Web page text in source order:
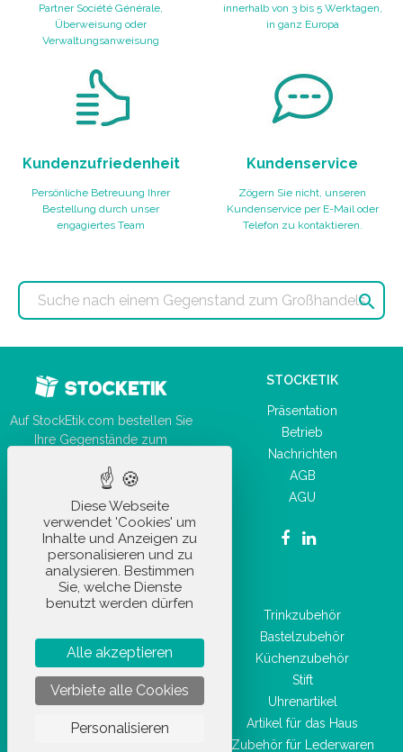
Partner Société Générale,
Überweisung oder
Verwaltungsanweisung
innerhalb von 3 bis 5 Werktagen,
in ganz Europa
Kundenzufriedenheit
Persönliche Betreuung Ihrer
Bestellung durch unser
engagiertes Team
Kundenservice
Zögern Sie nicht, unseren
Kundenservice per E-Mail oder
Telefon zu kontaktieren.

Auf StockEtik.com bestellen Sie
Ihre Gegenstände zum
wenigen Klicks!
STOCKETIK
Präsentation
Betrieb
Nachrichten
AGB
AGU
UNSERE PRODUKTE
Büromaterial
Alltagsaccessoire
Freizeitartikel
Sportartikel
Hygiene- und
Gesundheitsprodukte
Trinkzubehör
Bastelzubehör
Küchenzubehör
Stift
Uhrenartikel
Artikel für das Haus
Zubehör für Lederwaren
Diese Webseite
verwendet 'Cookies' um
Inhalte und Anzeigen zu
personalisieren und zu
analysieren. Bestimmen
Sie, welche Dienste
benutzt werden dürfen
Alle akzeptieren
Verbiete alle Cookies
Personalisieren